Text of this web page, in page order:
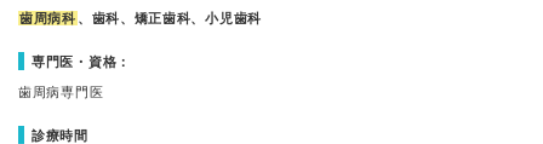
歯周病科 、歯科、矯正歯科、小児歯科
専門医・資格：
歯周病専門医
診療時間